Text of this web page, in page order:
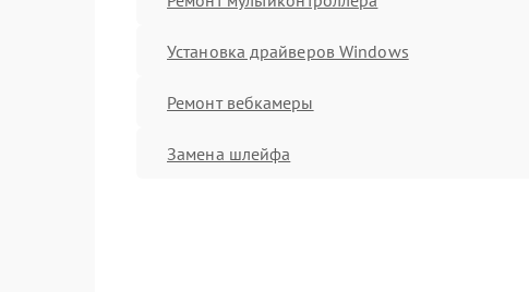
Установка драйверов Windows
Ремонт вебкамеры
Замена шлейфа